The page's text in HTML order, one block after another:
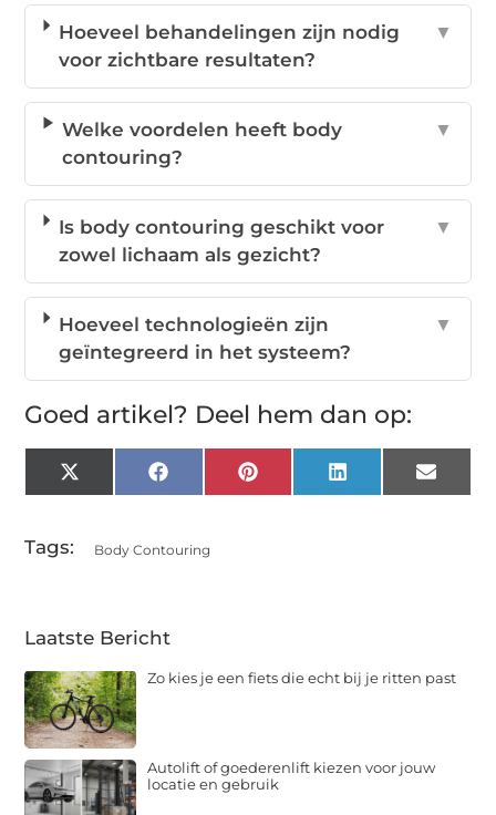
Hoeveel behandelingen zijn nodig
voor zichtbare resultaten?
▼
Welke voordelen heeft body
contouring?
▼
Is body contouring geschikt voor
zowel lichaam als gezicht?
▼
Hoeveel technologieën zijn
geïntegreerd in het systeem?
▼
Goed artikel? Deel hem dan op:
X
(Twitter)
FacebookPinterestLinkedInEmail
Tags: Body Contouring
Laatste Bericht
Zo kies je een fiets die echt bij je ritten past
Autolift of goederenlift kiezen voor jouw
locatie en gebruik